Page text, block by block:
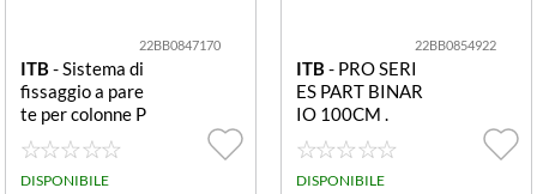
22BB0847170
ITB - Sistema di
fissaggio a pare
te per colonne P
ro Series nero SI
STEMA DI FISS
AGGIO A PARE
DISPONIBILE
22BB0854922
ITB - PRO SERI
ES PART BINAR
IO 100CM .
DISPONIBILE